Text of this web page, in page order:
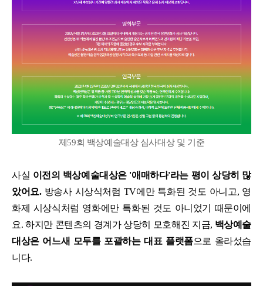
제59회 백상예술대상 심사대상 및 기준
사실 이전의 백상예술대상은 '애매하다'라는 평이 상당히 많
았어요. 방송사 시상식처럼 TV에만 특화된 것도 아니고, 영
화제 시상식처럼 영화에만 특화된 것도 아니었기 때문이에
요. 하지만 콘텐츠의 경계가 상당히 모호해진 지금, 백상예술
대상은 어느새 모두를 포괄하는 대표 플랫폼으로 올라섰습
니다.